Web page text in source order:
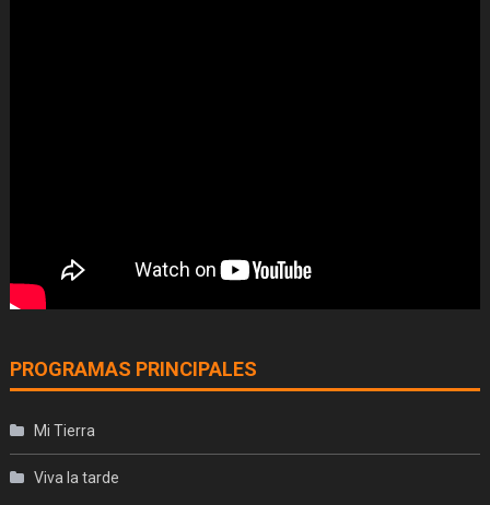
PROGRAMAS PRINCIPALES
Mi Tierra
Viva la tarde